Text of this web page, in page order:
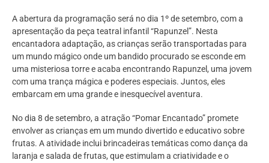
A abertura da programação será no dia 1º de setembro, com a
apresentação da peça teatral infantil “Rapunzel”. Nesta
encantadora adaptação, as crianças serão transportadas para
um mundo mágico onde um bandido procurado se esconde em
uma misteriosa torre e acaba encontrando Rapunzel, uma jovem
com uma trança mágica e poderes especiais. Juntos, eles
embarcam em uma grande e inesquecível aventura.
No dia 8 de setembro, a atração “Pomar Encantado” promete
envolver as crianças em um mundo divertido e educativo sobre
frutas. A atividade inclui brincadeiras temáticas como dança da
laranja e salada de frutas, que estimulam a criatividade e o